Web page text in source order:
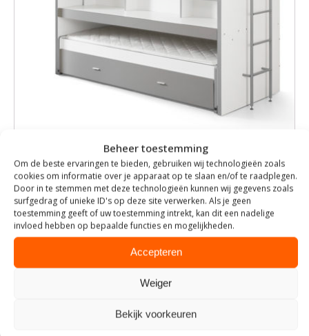
Beheer toestemming
Om de beste ervaringen te bieden, gebruiken wij technologieën zoals
cookies om informatie over je apparaat op te slaan en/of te raadplegen.
Door in te stemmen met deze technologieën kunnen wij gegevens zoals
surfgedrag of unieke ID's op deze site verwerken. Als je geen
toestemming geeft of uw toestemming intrekt, kan dit een nadelige
invloed hebben op bepaalde functies en mogelijkheden.
Accepteren
Weiger
Bekijk voorkeuren
BONNY 80 HS SILVER
€849,00
TOEVOEGEN AAN WINKELWAGEN